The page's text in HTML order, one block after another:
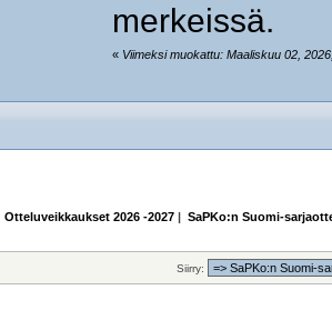
merkeissä.
« Viimeksi muokattu: Maaliskuu 02,
Otteluveikkaukset 2026 -2027 | SaPKo:n Suomi-
Siirry: